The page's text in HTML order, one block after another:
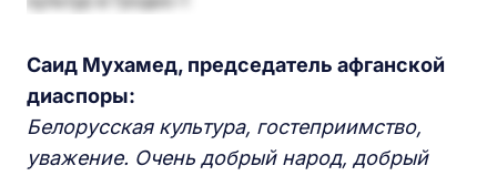
Саид Мухамед, председатель афганской
диаспоры:
Белорусская культура, гостеприимство,
уважение. Очень добрый народ, добрый